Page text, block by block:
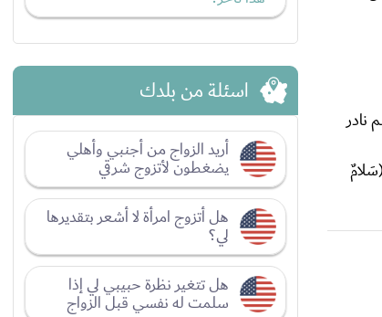
نادر
اسئلة من بلدك
أريد الزواج من أجنبي وأهلي
يضغطون لأتزوج شرقي
هل أتزوج امرأة لا أشعر بتقديرها
لي؟
هل تتغير نظرة حبيبي لي إذا
سلمت له نفسي قبل الزواج